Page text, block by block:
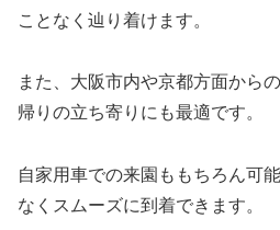
ことなく辿り着けます。
また、大阪市内や京都方面から
帰りの立ち寄りにも最適です。
自家用車での来園ももちろん可
なくスムーズに到着できます。